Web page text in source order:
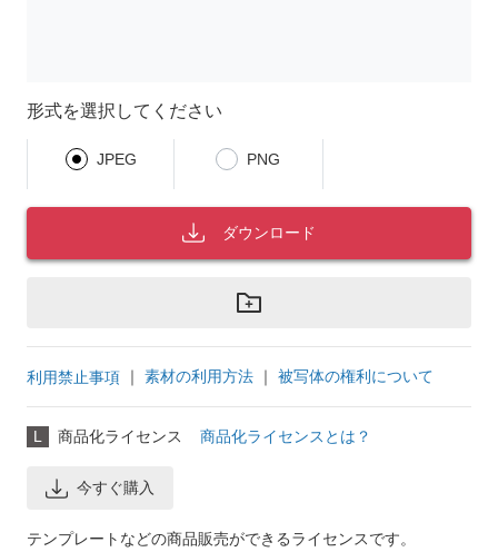
形式を選択してください
JPEG PNG
ダウンロード
利用禁止事項 ｜ 素材の利用方法 ｜ 被写体の権利について
L 商品化ライセンス 商品化ライセンスとは？
今すぐ購入
テンプレートなどの商品販売ができるライセンスです。